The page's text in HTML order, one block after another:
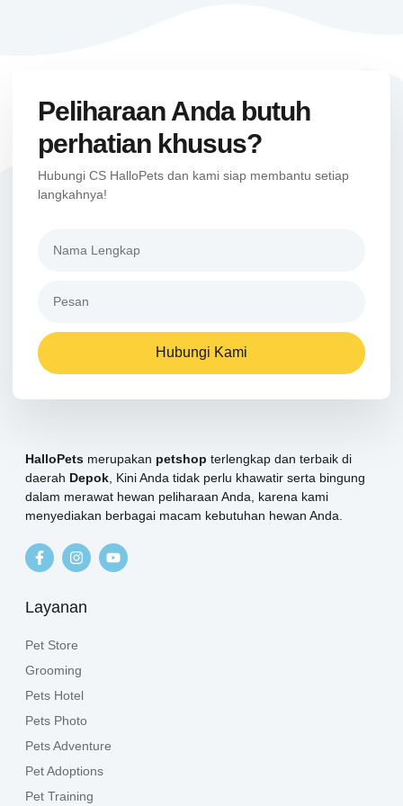
Peliharaan Anda butuh
perhatian khusus?
Hubungi CS HalloPets dan kami siap membantu setiap
langkahnya!
Hubungi Kami
HalloPets merupakan petshop terlengkap dan terbaik di
daerah Depok , Kini Anda tidak perlu khawatir serta bingung
dalam merawat hewan peliharaan Anda, karena kami
menyediakan berbagai macam kebutuhan hewan Anda.
Layanan
Pet Store
Grooming
Pets Hotel
Pets Photo
Pets Adventure
Pet Adoptions
Pet Training